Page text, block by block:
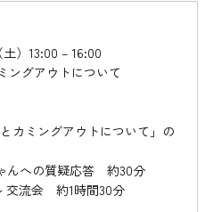
）13:00 – 16:00
グアウトについて
カミングアウトについて」の
んへの質疑応答 約30分
交流会 約1時間30分